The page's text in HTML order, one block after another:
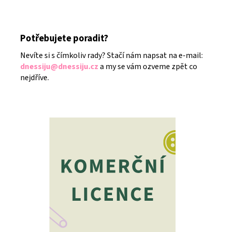
Potřebujete poradit?
Nevíte si s čímkoliv rady? Stačí nám napsat na e-mail:
dnessiju@dnessiju.cza my se vám ozveme zpět co
nejdříve.